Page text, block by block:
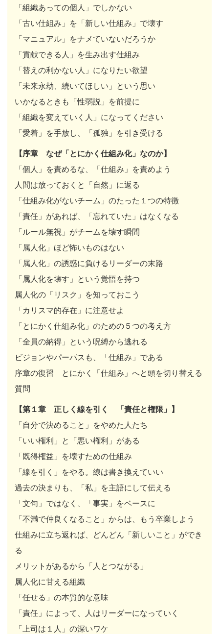
「組織あっての個人」でしかない
「古い仕組み」を「新しい仕組み」で壊す
「マニュアル」をナメていないだろうか
「貢献できる人」を生み出す仕組み
「替えの利かない人」になりたい欲望
「未来永劫、続いてほしい」という思い
いかなるときも「性弱説」を前提に
「組織を変えていく人」になってください
「愛着」を手放し、「孤独」を引き受ける
【序章 なぜ「とにかく仕組み化」なのか】
「個人」を責めるな、「仕組み」を責めよう
人間は放っておくと「自然」に返る
「仕組み化がないチーム」のたった１つの特徴
「責任」があれば、「忘れていた」はなくなる
「ルール無視」がチームを壊す瞬間
「属人化」ほど怖いものはない
「属人化」の誘惑に負けるリーダーの末路
「属人化を壊す」という覚悟を持つ
属人化の「リスク」を知っておこう
「カリスマ的存在」に注意せよ
「とにかく仕組み化」のための５つの考え方
「全員の納得」という呪縛から逃れる
ビジョンやパーパスも、「仕組み」である
序章の復習 とにかく「仕組み」へと頭を切り替える
質問
【第１章 正しく線を引く 「責任と権限」】
「自分で決めること」をやめた人たち
「いい権利」と「悪い権利」がある
「既得権益」を壊すための仕組み
「線を引く」をやる。線は書き換えていい
過去の決まりも、「私」を主語にして伝える
「文句」ではなく、「事実」をベースに
「不満で仲良くなること」からは、もう卒業しよう
仕組みに立ち返れば、どんどん「新しいこと」ができ
る
メリットがあるから「人とつながる」
属人化に甘える組織
「任せる」の本質的な意味
「責任」によって、人はリーダーになっていく
「上司は１人」の深いワケ